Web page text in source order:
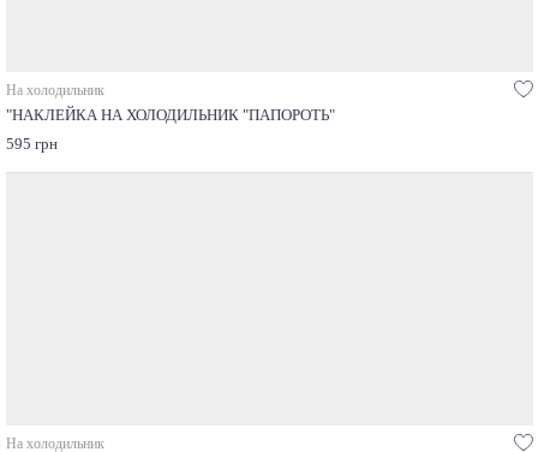
На холодильник
"НАКЛЕЙКА НА ХОЛОДИЛЬНИК "ПАПОРОТЬ"
595 грн
На холодильник